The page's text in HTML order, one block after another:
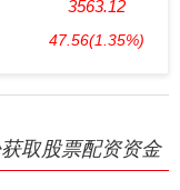
3563.12
47.56(1.35%)
取股票配资资金